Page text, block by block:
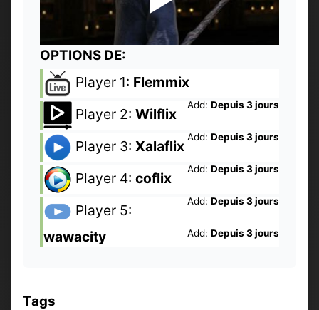
OPTIONS DE:
Player 1: Flemmix
Add: Depuis 3 jours
Player 2: Wilflix
Add: Depuis 3 jours
Player 3: Xalaflix
Add: Depuis 3 jours
Player 4: coflix
Add: Depuis 3 jours
Player 5:
wawacity
Add: Depuis 3 jours
Tags